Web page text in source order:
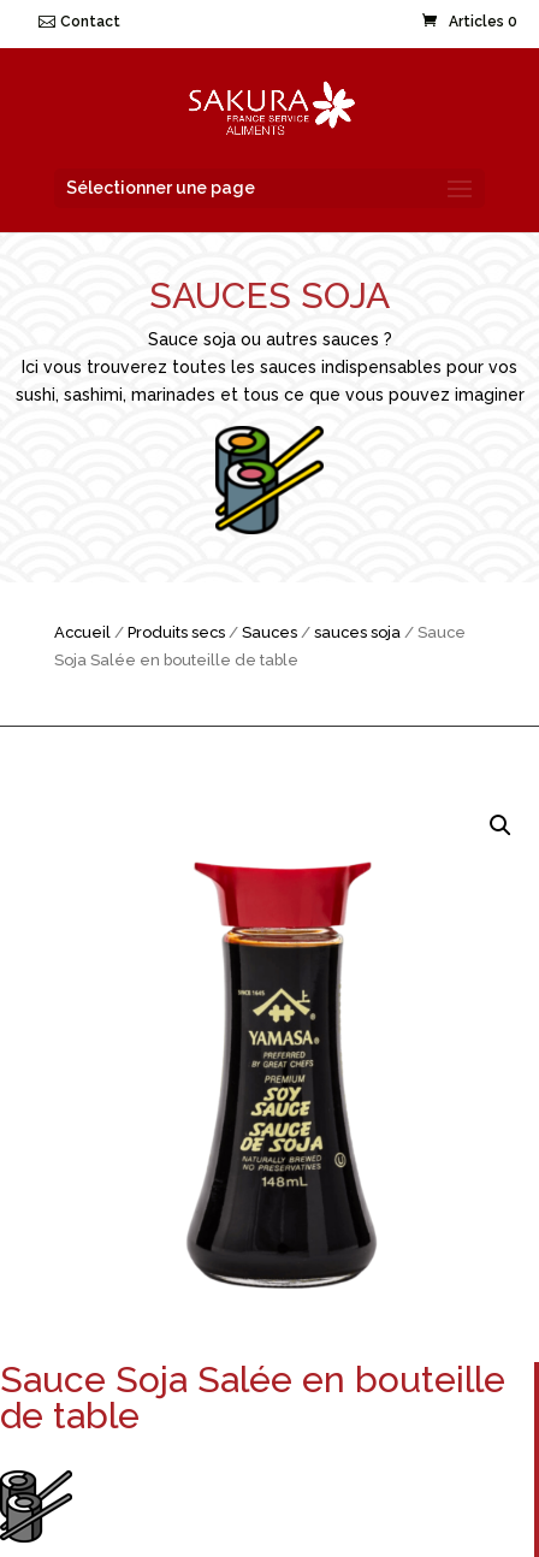
Contact Articles 0
Sélectionner une page
SAUCES SOJA
Sauce soja ou autres sauces ?
Ici vous trouverez toutes les sauces indispensables pour vos
sushi, sashimi, marinades et tous ce que vous pouvez imaginer
Accueil/ Produits secs/ Sauces/ sauces soja/ Sauce
Soja Salée en bouteille de table
Sauce Soja Salée en bouteille
de table